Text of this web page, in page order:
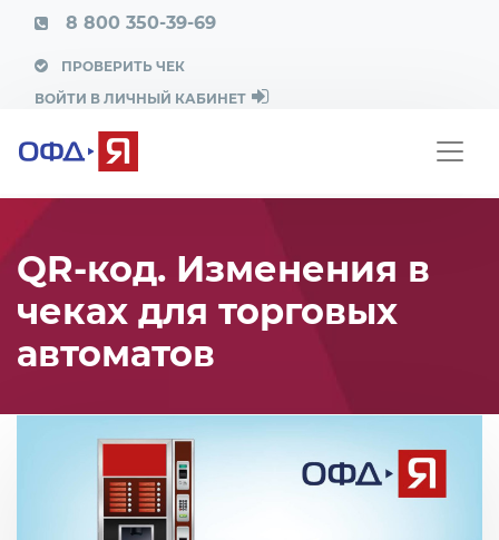
8 800 350-39-69
ПРОВЕРИТЬ ЧЕК
ВОЙТИ В ЛИЧНЫЙ КАБИНЕТ
QR-код. Изменения в
чеках для торговых
автоматов